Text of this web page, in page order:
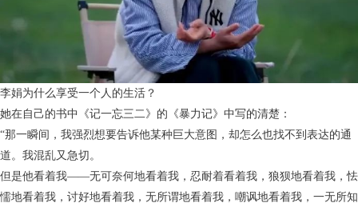
李娟为什么享受一个人的生活？
她在自己的书中《记一忘三二》的《暴力记》中写的清楚：
“那一瞬间，我强烈想要告诉他某种巨大意图，却怎么也找不到表达的通
道。我混乱又急切。
但是他看着我——无可奈何地看着我，忍耐着看着我，狼狈地看着我，怯
懦地看着我，讨好地看着我，无所谓地看着我，嘲讽地看着我，一无所知